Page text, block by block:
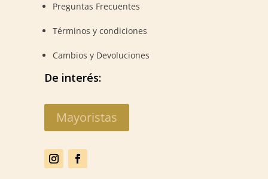
Preguntas Frecuentes
Términos y condiciones
Cambios y Devoluciones
De interés:
Mayoristas